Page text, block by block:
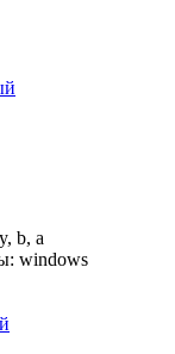
b, a
windows